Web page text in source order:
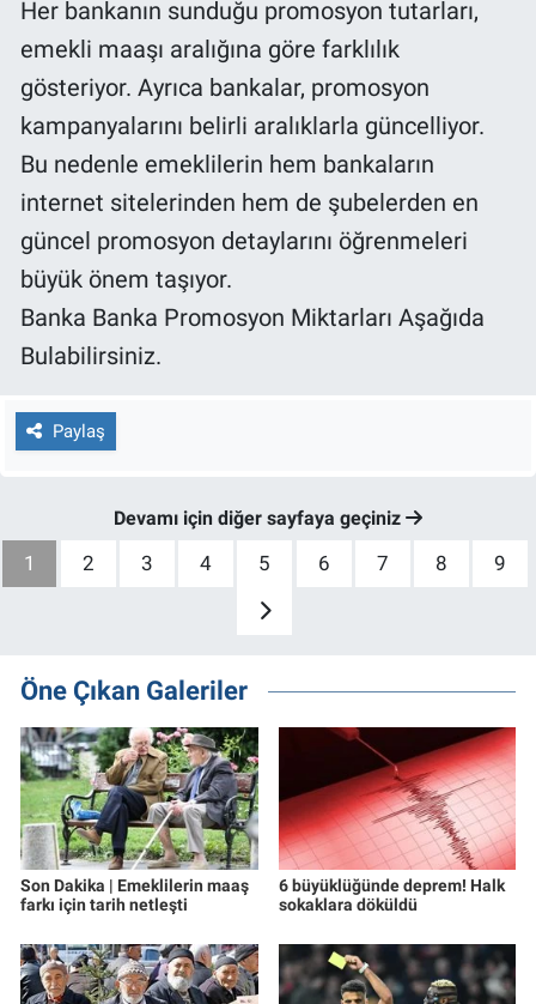
Her bankanın sunduğu promosyon tutarları,
emekli maaşı aralığına göre farklılık
gösteriyor. Ayrıca bankalar, promosyon
kampanyalarını belirli aralıklarla güncelliyor.
Bu nedenle emeklilerin hem bankaların
internet sitelerinden hem de şubelerden en
güncel promosyon detaylarını öğrenmeleri
büyük önem taşıyor.
Banka Banka Promosyon Miktarları Aşağıda
Bulabilirsiniz.
Paylaş
Devamı için diğer sayfaya geçiniz
1 2 3 4 5 6 7 8 9
Öne Çıkan Galeriler
Son Dakika | Emeklilerin maaş
farkı için tarih netleşti
6 büyüklüğünde deprem! Halk
sokaklara döküldü